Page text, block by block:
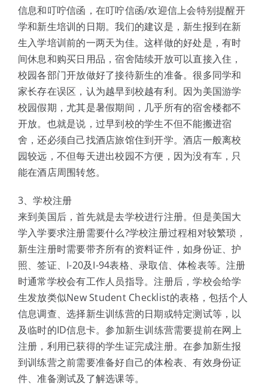
信息和叮咛信函，在叮咛信函/欢迎信上会特别提醒开
学和新生培训的日期。我们的建议是，新生报到在新
生入学培训前的一两天为佳。这样做的好处是，有时
间休息和购买日用品，宿舍陆续开放可以直接入住，
校园各部门开放做好了接待新生的准备。很多同学和
家长存在误区，认为越早到校越有利。因为美国游学
校园假期，尤其是暑假期间，几乎所有的宿舍楼都不
开放。也就是说，过早到校的学生不但不能搬进宿
舍，还必须自己找酒店旅馆住到开学。酒店一般离校
园较远，不但每天进出校园不方便，因为没有车，只
能在酒店周围转悠。
3、学校注册
来到美国后，首先就是去学校进行注册。但是美国大
学入学要求注册需要什么?学校注册过程相对较繁琐，
新生注册时需要带齐所有的资料证件，如身份证、护
照、签证、I-20及I-94表格、录取信、体检表等。注册
时通常学校会有工作人员指导。注册后，学校会给学
生发放类似New Student Checklist的表格，包括个人
信息调查、选择新生训练营的日期或特定测试等，以
及临时的ID信息卡。参加新生训练营需要提前在网上
注册，利用已获得的学生证完成注册。在参加新生报
到训练营之前需要准备好自己的体检表、有效身份证
件、准备测试及了解选课等。